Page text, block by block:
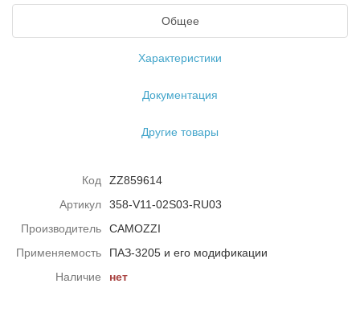
Общее
Характеристики
Документация
Другие товары
Код
ZZ859614
Артикул
358-V11-02S03-RU03
Производитель
CAMOZZI
Применяемость
ПАЗ-3205 и его модификации
Наличие
нет